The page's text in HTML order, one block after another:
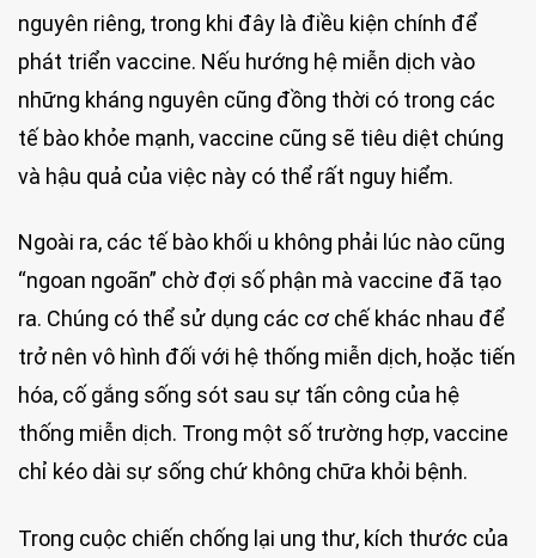
nguyên riêng, trong khi đây là điều kiện chính để
phát triển vaccine. Nếu hướng hệ miễn dịch vào
những kháng nguyên cũng đồng thời có trong các
tế bào khỏe mạnh, vaccine cũng sẽ tiêu diệt chúng
và hậu quả của việc này có thể rất nguy hiểm.
Ngoài ra, các tế bào khối u không phải lúc nào cũng
“ngoan ngoãn” chờ đợi số phận mà vaccine đã tạo
ra. Chúng có thể sử dụng các cơ chế khác nhau để
trở nên vô hình đối với hệ thống miễn dịch, hoặc tiến
hóa, cố gắng sống sót sau sự tấn công của hệ
thống miễn dịch. Trong một số trường hợp, vaccine
chỉ kéo dài sự sống chứ không chữa khỏi bệnh.
Trong cuộc chiến chống lại ung thư, kích thước của